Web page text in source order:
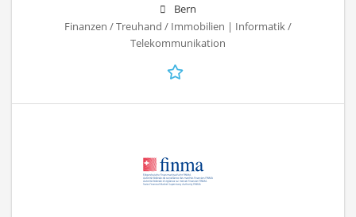
Bern
Finanzen / Treuhand / Immobilien | Informatik /
Telekommunikation